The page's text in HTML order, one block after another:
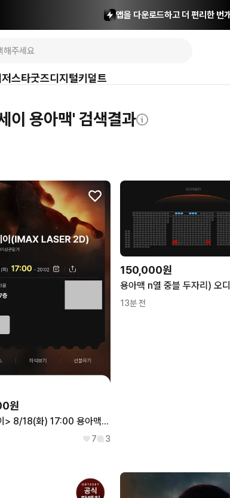
앱을 다운로드하고 더 편리한 번
스타굿즈디지털키덜트
이 용아맥' 검색결과
원
<오디세이> 8/18(화) 17:00 용아맥 G열 중블 연석
7 3
150,000원
13분 전